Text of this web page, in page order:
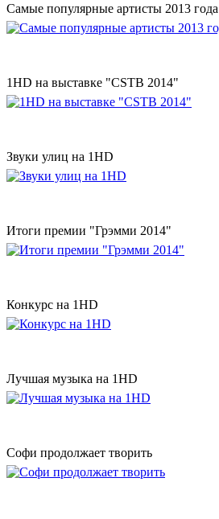
Самые популярные артисты 2013 года
1HD на выставке "CSTB 2014"
Звуки улиц на 1HD
Итоги премии "Грэмми 2014"
Конкурс на 1HD
Лучшая музыка на 1HD
Софи продолжает творить